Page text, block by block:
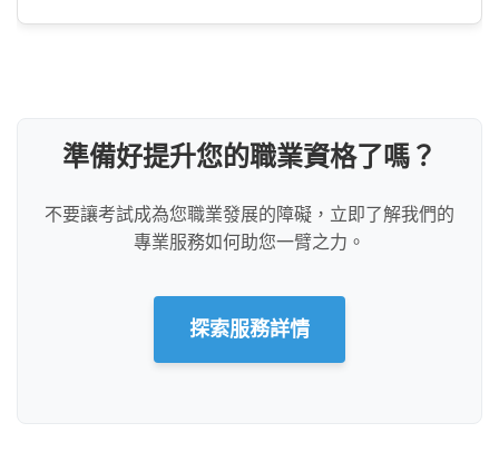
準備好提升您的職業資格了嗎？
不要讓考試成為您職業發展的障礙，立即了解我們的
專業服務如何助您一臂之力。
探索服務詳情